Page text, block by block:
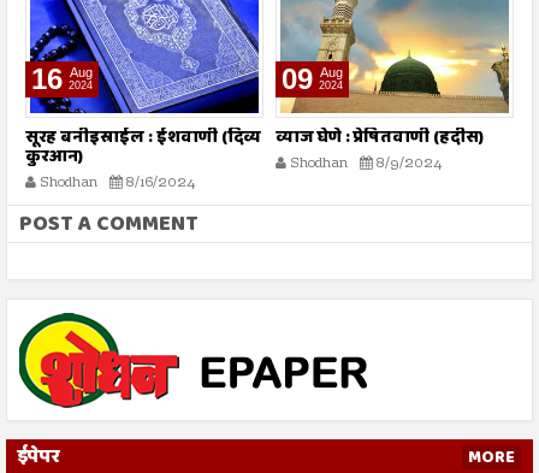
16 Aug
2024
सूरह बनीइस्राईल : ईशवाणी (दिव्य
कुरआन)
Shodhan 8/16/2024
09 Aug
2024
व्याज घेणे : प्रेषितवाणी (हदीस)
Shodhan 8/9/2024
POST A COMMENT
ईपेपर MORE